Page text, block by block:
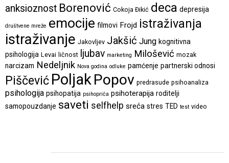
anksioznost Borenović Cokoja Đikić deca depresija
društvene mreže emocije filmovi Frojd istraživanja
istraživanje Jakovljev Jakšić Jung kognitivna
psihologija Levai ličnost ljubav marketing Milošević mozak
narcizam Nedeljnik Nova godina odluke pamćenje partnerski odnosi
Piščević PoljakPopov predrasude psihoanaliza
psihologija psihopatija psihopriča psihoterapija roditelji
samopouzdanje saveti selfhelp sreća stres TED test video